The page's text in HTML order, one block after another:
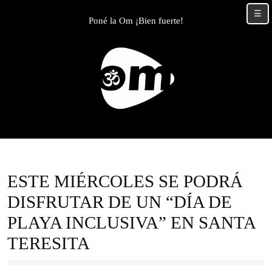
Poné la Om ¡Bien fuerte!
ESTE MIÉRCOLES SE PODRÁ
DISFRUTAR DE UN “DÍA DE
PLAYA INCLUSIVA” EN SANTA
TERESITA
☰